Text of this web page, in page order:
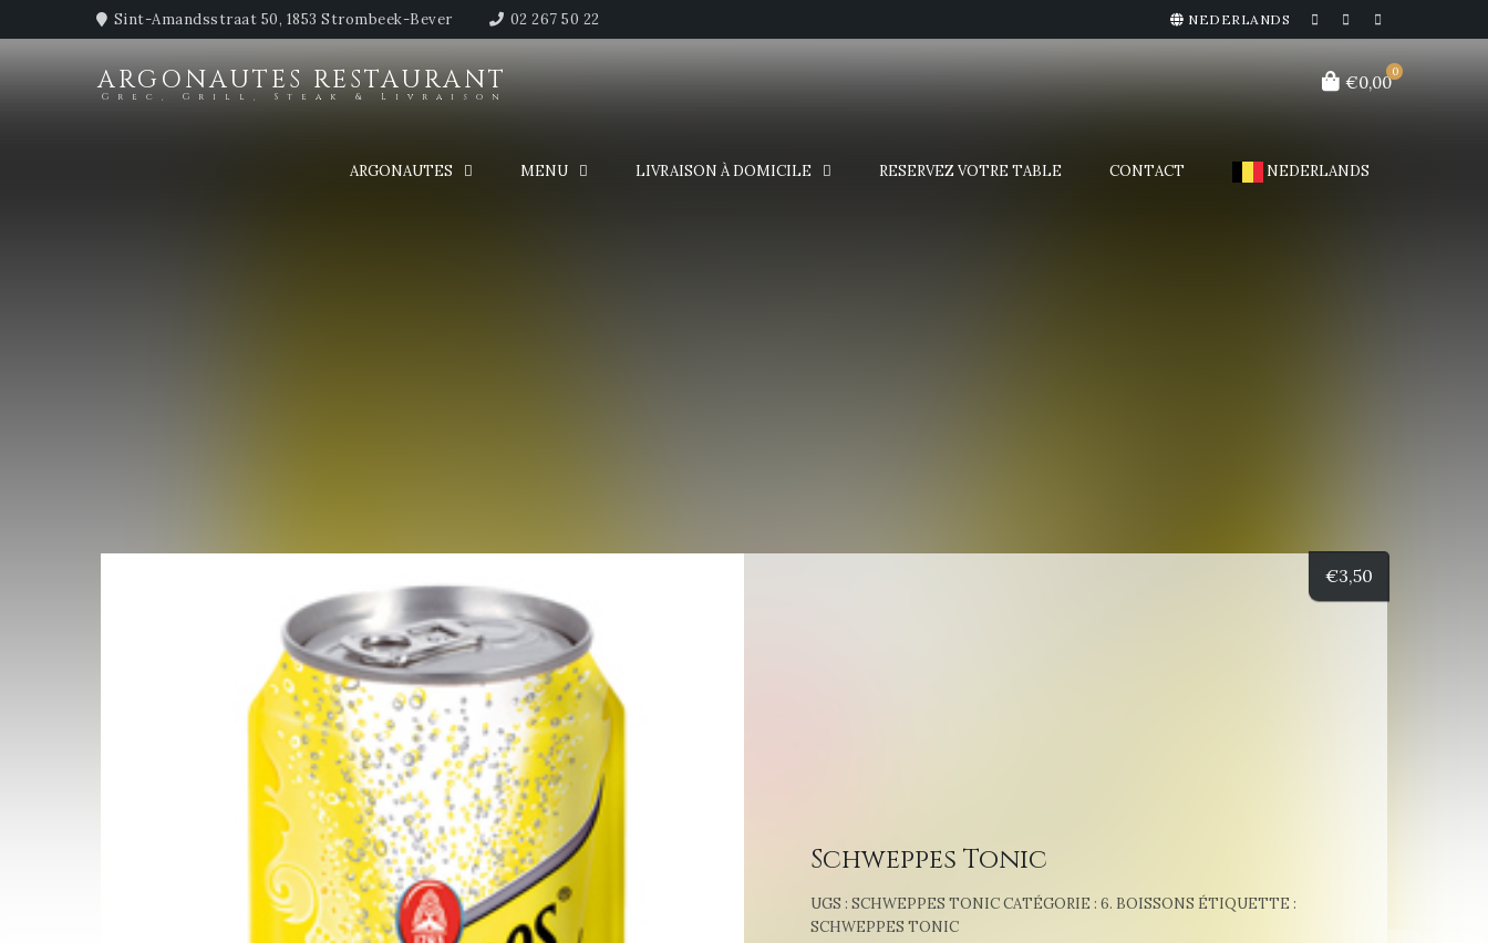
NEDERLANDS
Sint-Amandsstraat 50, 1853 Strombeek-Bever 02 267 50 22
ARGONAUTES RESTAURANT
Grec, Grill, Steak & Livraison
0
€0,00
ARGONAUTES MENU LIVRAISON À DOMICILE RESERVEZ VOTRE TABLE CONTACT NEDERLANDS
€3,50
Schweppes Tonic
UGS :SCHWEPPES TONIC CATÉGORIE :6. BOISSONS ÉTIQUETTE :
SCHWEPPES TONIC